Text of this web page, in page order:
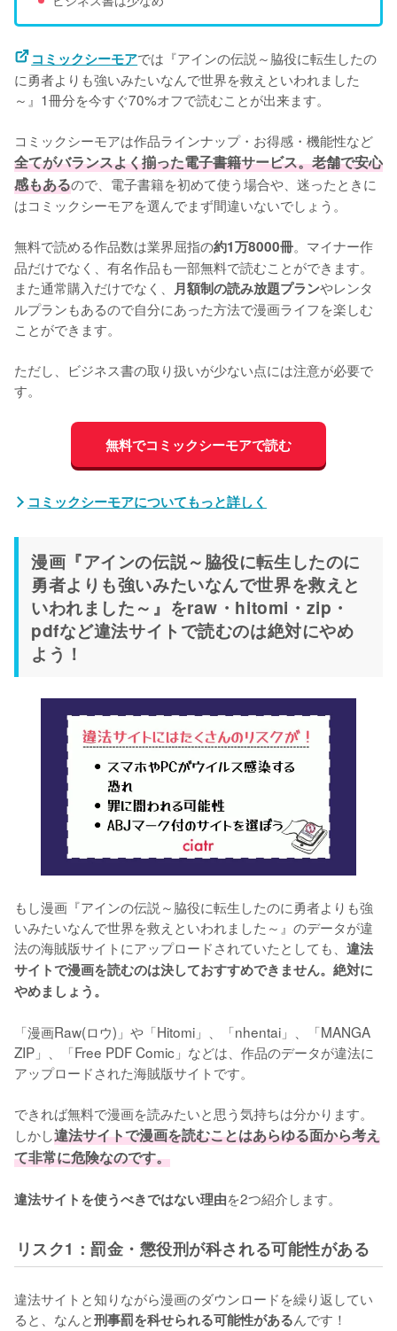
コミックシーモアでは『アインの伝説～脇役に転生したの
に勇者よりも強いみたいなんで世界を救えといわれました
～』1冊分を今すぐ70%オフで読むことが出来ます。
コミックシーモアは作品ラインナップ・お得感・機能性など
全てがバランスよく揃った電子書籍サービス。老舗で安心
感もあるので、電子書籍を初めて使う場合や、迷ったときに
はコミックシーモアを選んでまず間違いないでしょう。
無料で読める作品数は業界屈指の約1万8000冊。マイナー作
品だけでなく、有名作品も一部無料で読むことができます。
また通常購入だけでなく、 月額制の読み放題プランやレンタ
ルプランもあるので自分にあった方法で漫画ライフを楽しむ
ことができます。
ただし、ビジネス書の取り扱いが少ない点には注意が必要で
す。
無料でコミックシーモアで読む
コミックシーモアについてもっと詳しく
漫画『アインの伝説～脇役に転生したのに
勇者よりも強いみたいなんで世界を救えと
いわれました～』をraw・hitomi・zip・
pdfなど違法サイトで読むのは絶対にやめ
よう！
もし漫画『アインの伝説～脇役に転生したのに勇者よりも強
いみたいなんで世界を救えといわれました～』のデータが違
法の海賊版サイトにアップロードされていたとしても、 違法
サイトで漫画を読むのは決しておすすめできません。絶対に
やめましょう。
「漫画Raw(ロウ)」や「Hitomi」、「nhentai」、「MANGA
ZIP」、「Free PDF Comic」などは、作品のデータが違法に
アップロードされた海賊版サイトです。
できれば無料で漫画を読みたいと思う気持ちは分かります。
しかし違法サイトで漫画を読むことはあらゆる面から考え
て非常に危険なのです。
違法サイトを使うべきではない理由を2つ紹介します。
リスク1：罰金・懲役刑が科される可能性がある
違法サイトと知りながら漫画のダウンロードを繰り返してい
ると、なんと刑事罰を科せられる可能性があるんです！